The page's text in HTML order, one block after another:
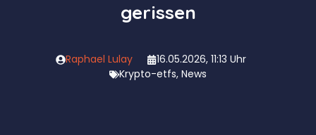
gerissen
Raphael Lulay
16.05.2026, 11:13 Uhr
Krypto-etfs, News